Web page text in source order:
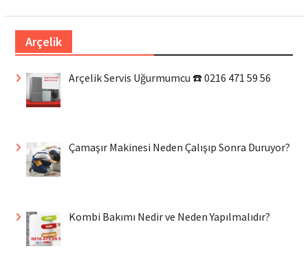
Arçelik
Arçelik Servis Uğurmumcu ☎️ 0216 471 59 56
Çamaşır Makinesi Neden Çalışıp Sonra Duruyor?
Kombi Bakımı Nedir ve Neden Yapılmalıdır?